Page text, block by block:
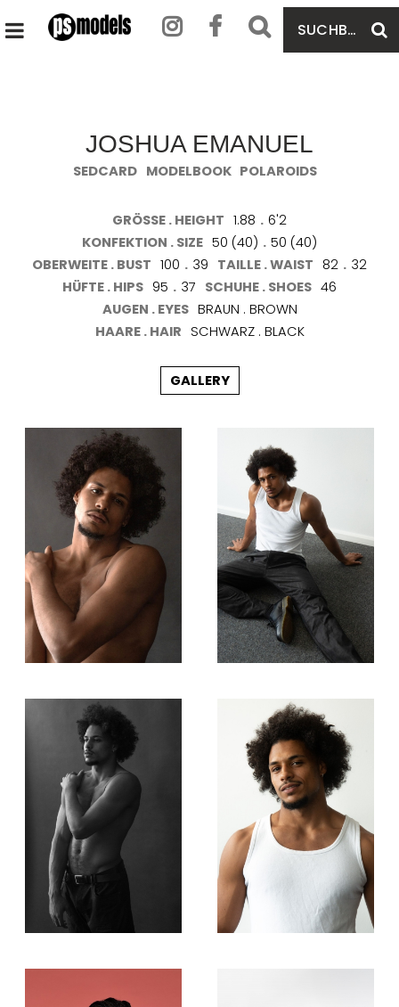
SUCHBEGRIFF
EINGEBEN
HAUPTMENÜ
JOSHUA EMANUEL
SEDCARD MODELBOOK POLAROIDS
GRÖSSE . HEIGHT 1.88 . 6'2
KONFEKTION . SIZE 50 (40) . 50 (40)
OBERWEITE . BUST 100 . 39 TAILLE . WAIST 82 . 32
HÜFTE . HIPS 95 . 37 SCHUHE . SHOES 46
AUGEN . EYES BRAUN . BROWN
HAARE . HAIR SCHWARZ . BLACK
GALLERY